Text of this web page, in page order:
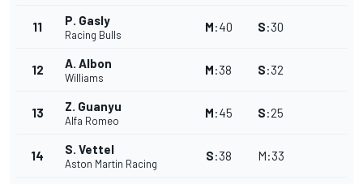
11 P. Gasly
Racing Bulls
M:40 S:30
12 A. Albon
Williams
M:38 S:32
13 Z. Guanyu
Alfa Romeo
M:45 S:25
14 S. Vettel
Aston Martin Racing
S:38 M:33